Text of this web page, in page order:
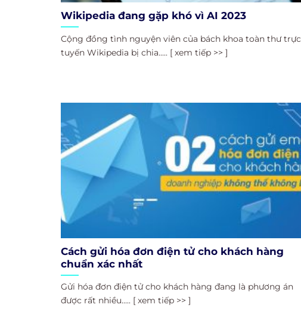
Wikipedia đang gặp khó vì AI 2023
Cộng đồng tình nguyện viên của bách khoa toàn thư trực
tuyến Wikipedia bị chia..... [ xem tiếp >> ]
Cách gửi hóa đơn điện tử cho khách hàng
chuẩn xác nhất
Gửi hóa đơn điện tử cho khách hàng đang là phương án
được rất nhiều..... [ xem tiếp >> ]